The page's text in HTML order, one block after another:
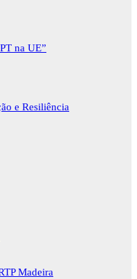
na UE”
e Resiliência
Madeira